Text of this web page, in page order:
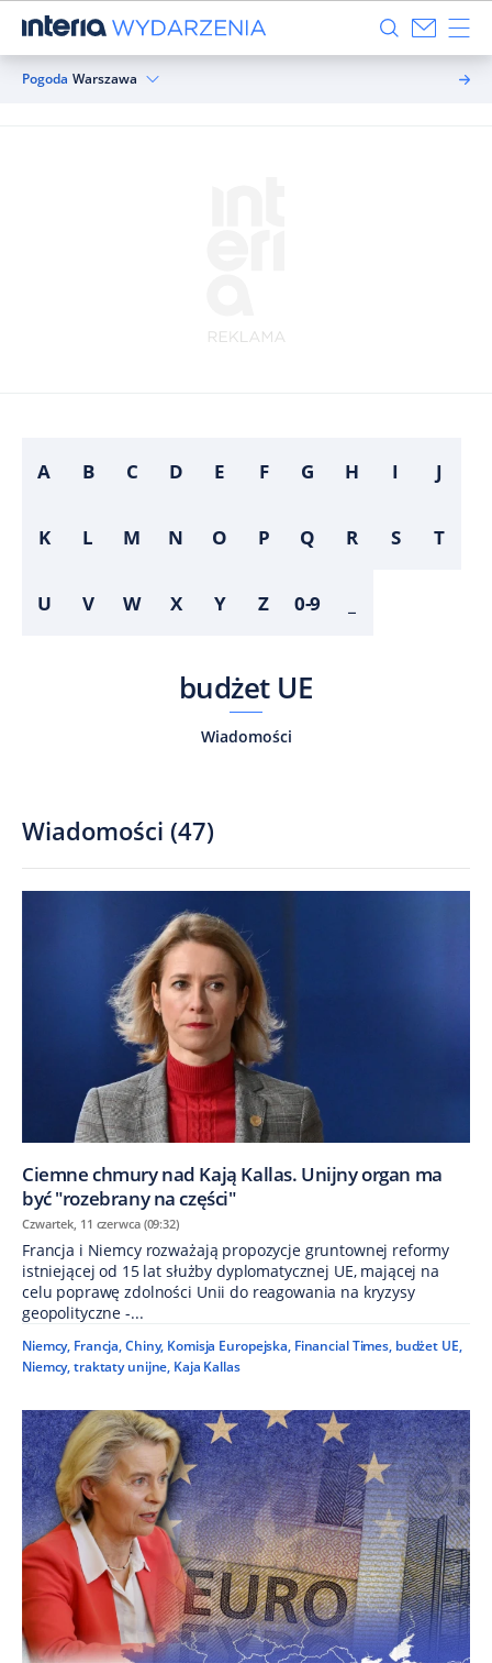
Pogoda Warszawa
A B C D E F G H I J
K L M N O P Q R S T
U V W X Y Z 0-9
budżet UE
Wiadomości
Wiadomości (47)
Ciemne chmury nad Kają Kallas. Unijny organ ma
być "rozebrany na części"
Czwartek, 11 czerwca (09:32)
Francja i Niemcy rozważają propozycje gruntownej reformy
istniejącej od 15 lat służby dyplomatycznej UE, mającej na
celu poprawę zdolności Unii do reagowania na kryzysy
geopolityczne -...
Niemcy, Francja,Chiny, Komisja Europejska, Financial Times, budżet UE,
Niemcy,traktaty unijne, Kaja Kallas